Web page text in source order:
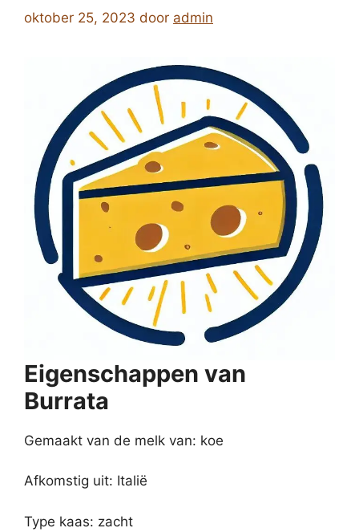
oktober 25, 2023 door admin
Eigenschappen van
Burrata
Gemaakt van de melk van: koe
Afkomstig uit: Italië
Type kaas: zacht